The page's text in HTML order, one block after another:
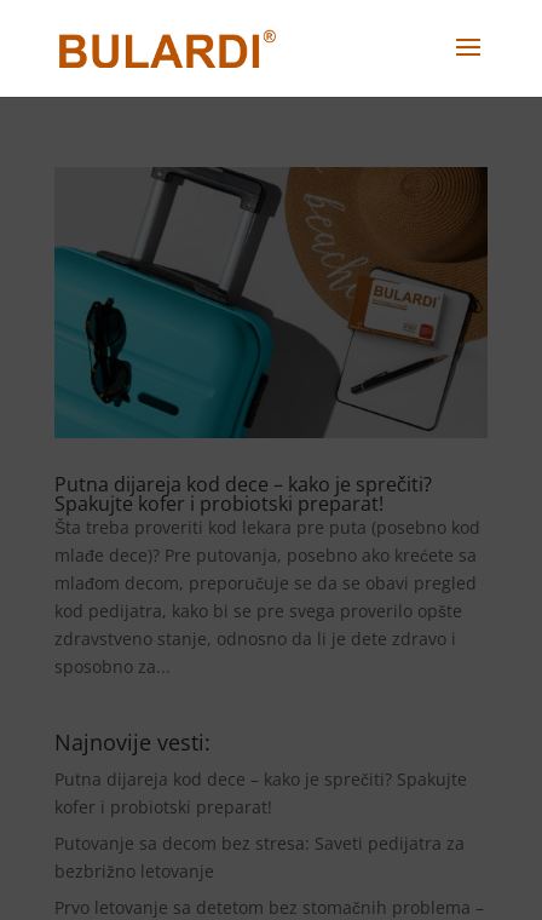
Putna dijareja kod dece – kako je sprečiti?
Spakujte kofer i probiotski preparat!
Šta treba proveriti kod lekara pre puta (posebno kod
mlađe dece)? Pre putovanja, posebno ako krećete sa
mlađom decom, preporučuje se da se obavi pregled
kod pedijatra, kako bi se pre svega proverilo opšte
zdravstveno stanje, odnosno da li je dete zdravo i
sposobno za...
Najnovije vesti:
Putna dijareja kod dece – kako je sprečiti? Spakujte
kofer i probiotski preparat!
Putovanje sa decom bez stresa: Saveti pedijatra za
bezbrižno letovanje
Prvo letovanje sa detetom bez stomačnih problema –